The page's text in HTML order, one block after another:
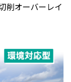
削オーバーレイ